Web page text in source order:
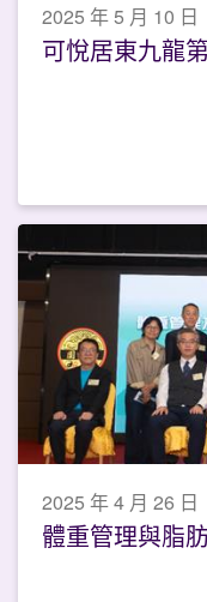
2025 年 5 月 10 日
可悅居東九龍
2025 年 4 月 26 日
體重管理與脂